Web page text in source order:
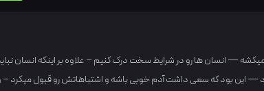
— انسان ها رو در شرایط سخت درک کنیم – علاوه بر اینکه انسان
— این بود که سعی داشت آدم خوبی باشه و اشتباهاتش رو قبول میکرد